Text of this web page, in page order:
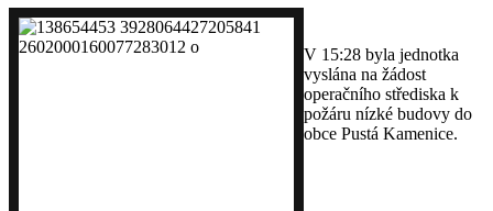
V 15:28 byla jednotka
vyslána na žádost
operačního střediska k
požáru nízké budovy do
obce Pustá Kamenice.